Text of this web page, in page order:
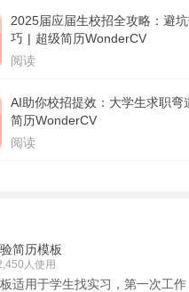
2025届应届生校招全攻略：避
巧 | 超级简历WonderCV
阅读
AI助你校招提效：大学生求职
简历WonderCV
阅读
简历模板
人使用
适用于学生找实习，第一次工